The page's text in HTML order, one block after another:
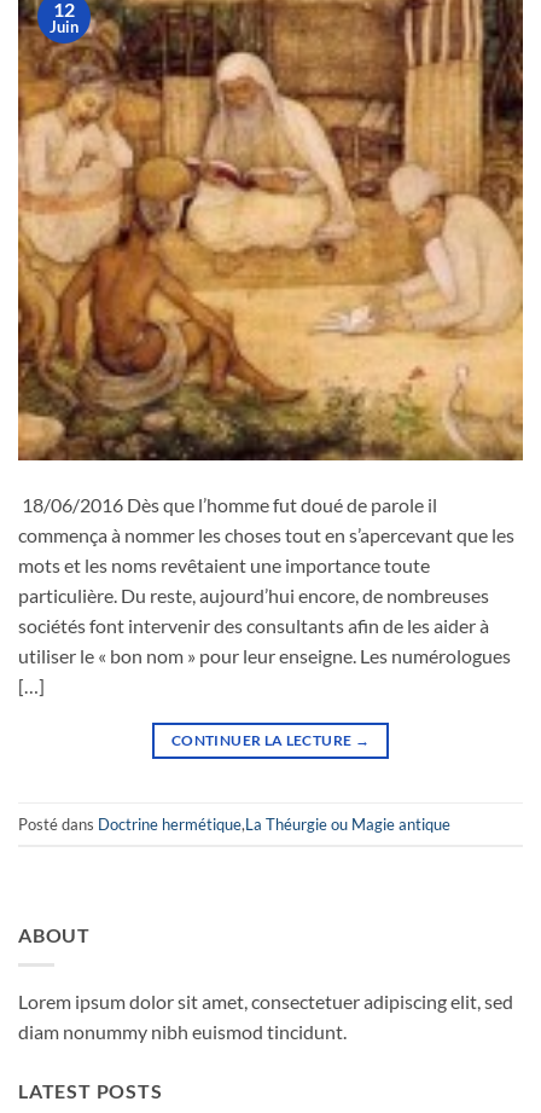
12
Juin
18/06/2016 Dès que l’homme fut doué de parole il
commença à nommer les choses tout en s’apercevant que les
mots et les noms revêtaient une importance toute
particulière. Du reste, aujourd’hui encore, de nombreuses
sociétés font intervenir des consultants afin de les aider à
utiliser le « bon nom » pour leur enseigne. Les numérologues
[…]
CONTINUER LA LECTURE →
Posté dans Doctrine hermétique,La Théurgie ou Magie antique
ABOUT
Lorem ipsum dolor sit amet, consectetuer adipiscing elit, sed
diam nonummy nibh euismod tincidunt.
LATEST POSTS